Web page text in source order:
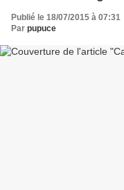
Publié le 18/07/2015 à 07:31
Par pupuce